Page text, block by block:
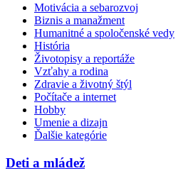
Motivácia a sebarozvoj
Biznis a manažment
Humanitné a spoločenské vedy
História
Životopisy a reportáže
Vzťahy a rodina
Zdravie a životný štýl
Počítače a internet
Hobby
Umenie a dizajn
Ďalšie kategórie
Deti a mládež